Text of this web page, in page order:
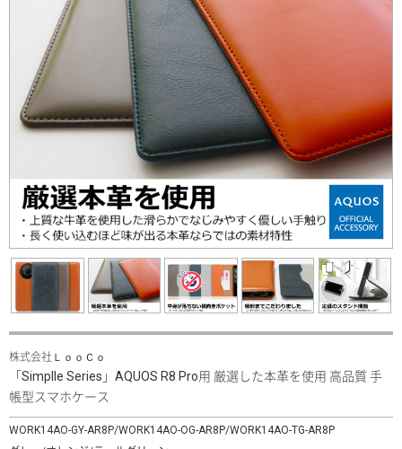
株式会社ＬｏｏＣｏ
「Simplle Series」AQUOS R8 Pro用 厳選した本革を使用 高品質 手
帳型スマホケース
WORK14AO-GY-AR8P/WORK14AO-OG-AR8P/WORK14AO-TG-AR8P